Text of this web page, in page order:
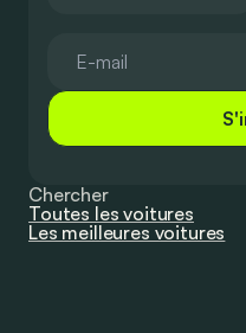
Chercher
Toutes les voitures
Les meilleures voitures